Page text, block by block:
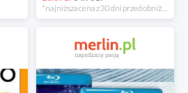
*najniższa cena z 30 dni przed obniżką